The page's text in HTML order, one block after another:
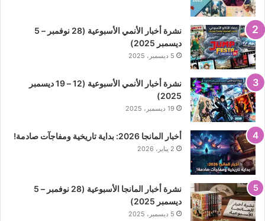
نشرة أخبار الأنمي الأسبوعية (28 نوفمبر – 5
ديسمبر 2025)
5 ديسمبر، 2025
نشرة أخبار الأنمي الأسبوعية (12 – 19 ديسمبر
2025)
19 ديسمبر، 2025
أخبار المانجا 2026: بداية تاريخية ومفاجآت صادمة!
2 يناير، 2026
نشرة أخبار المانجا الأسبوعية (28 نوفمبر – 5
ديسمبر 2025)
5 ديسمبر، 2025